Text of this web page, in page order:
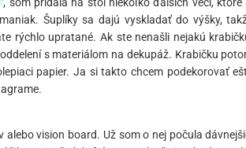
Šuplíky sa dajú vyskladať do výšky,
rýchlo upratané. Ak ste nenašli nejakú
s materiálom na dekupáž. Krabičku
papier. Ja si takto chcem podekorovať
vision board. Už som o nej počula